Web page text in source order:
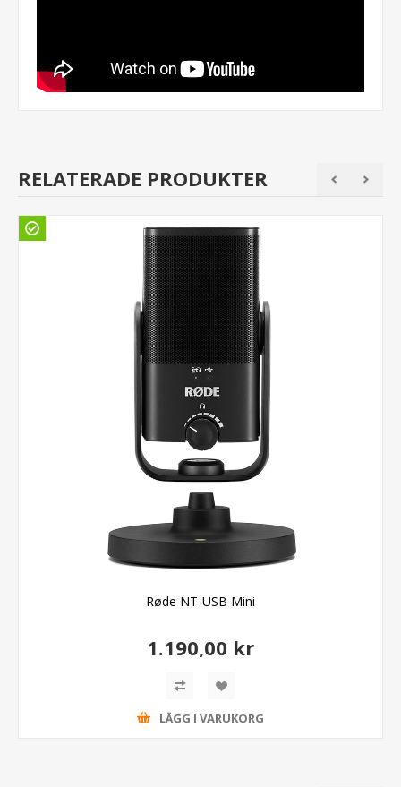
RELATERADE PRODUKTER
Røde NT-USB Mini
1.190,00 kr
LÄGG I VARUKORG